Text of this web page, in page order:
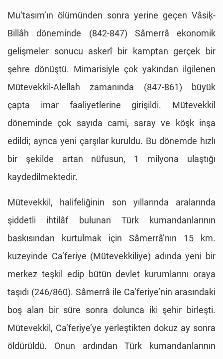
Mu‘tasım’ın ölümünden sonra yerine geçen Vâsiķ-
Billâh döneminde (842-847) Sâmerrâ ekonomik
gelişmeler sonucu askerî bir kamptan gerçek bir
şehre dönüştü. Mimarisiyle çok yakından ilgilenen
Mütevekkil-Alellah zamanında (847-861) büyük
çapta imar faaliyetlerine girişildi. Mütevekkil
döneminde çok sayıda cami, saray ve köşk inşa
edildi; ayrıca yeni çarşılar kuruldu. Bu dönemde hızlı
bir şekilde artan nüfusun, 1 milyona ulaştığı
kaydedilmektedir.
Mütevekkil, halifeliğinin son yıllarında aralarında
şiddetli ihtilâf bulunan Türk kumandanlarının
baskısından kurtulmak için Sâmerrâ’nın 15 km.
kuzeyinde Ca‘feriye (Mütevekkiliye) adında yeni bir
merkez teşkil edip bütün devlet kurumlarını oraya
taşıdı (246/860). Sâmerrâ ile Ca‘feriye’nin arasındaki
boş alan bir süre sonra dolunca iki şehir birleşti.
Mütevekkil, Ca‘feriye’ye yerleştikten dokuz ay sonra
öldürüldü. Onun ardından Türk kumandanlarının